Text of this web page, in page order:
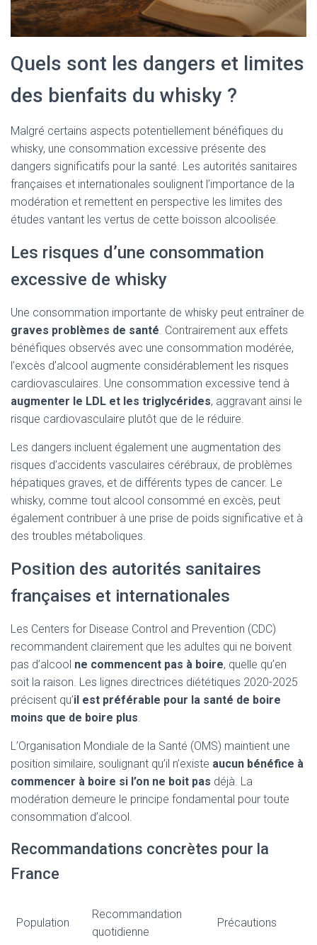
Quels sont les dangers et limites
des bienfaits du whisky ?
Malgré certains aspects potentiellement bénéfiques du
whisky, une consommation excessive présente des
dangers significatifs pour la santé. Les autorités sanitaires
françaises et internationales soulignent l’importance de la
modération et remettent en perspective les limites des
études vantant les vertus de cette boisson alcoolisée.
Les risques d’une consommation
excessive de whisky
Une consommation importante de whisky peut entraîner de
graves problèmes de santé. Contrairement aux effets
bénéfiques observés avec une consommation modérée,
l’excès d’alcool augmente considérablement les risques
cardiovasculaires. Une consommation excessive tend à
augmenter le LDL et les triglycérides, aggravant ainsi le
risque cardiovasculaire plutôt que de le réduire.
Les dangers incluent également une augmentation des
risques d’accidents vasculaires cérébraux, de problèmes
hépatiques graves, et de différents types de cancer. Le
whisky, comme tout alcool consommé en excès, peut
également contribuer à une prise de poids significative et à
des troubles métaboliques.
Position des autorités sanitaires
françaises et internationales
Les Centers for Disease Control and Prevention (CDC)
recommandent clairement que les adultes qui ne boivent
pas d’alcool ne commencent pas à boire, quelle qu’en
soit la raison. Les lignes directrices diététiques 2020-2025
précisent qu’il est préférable pour la santé de boire
moins que de boire plus.
L’Organisation Mondiale de la Santé (OMS) maintient une
position similaire, soulignant qu’il n’existe aucun bénéfice à
commencer à boire si l’on ne boit pas déjà. La
modération demeure le principe fondamental pour toute
consommation d’alcool.
Recommandations concrètes pour la
France
Population
Recommandation
quotidienne
Précautions